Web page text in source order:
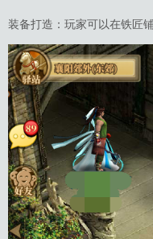
装备打造：玩家可以在铁匠
论坛